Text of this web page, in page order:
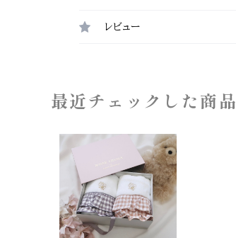
レビュー
最近チェックした商品